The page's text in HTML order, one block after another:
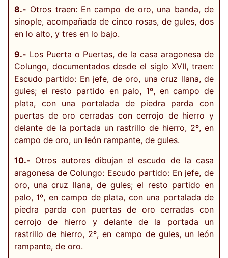
8.- Otros traen: En campo de oro, una banda, de
sinople, acompañada de cinco rosas, de gules, dos
en lo alto, y tres en lo bajo.
9.- Los Puerta o Puertas, de la casa aragonesa de
Colungo, documentados desde el siglo XVII, traen:
Escudo partido: En jefe, de oro, una cruz llana, de
gules; el resto partido en palo, 1º, en campo de
plata, con una portalada de piedra parda con
puertas de oro cerradas con cerrojo de hierro y
delante de la portada un rastrillo de hierro, 2º, en
campo de oro, un león rampante, de gules.
10.- Otros autores dibujan el escudo de la casa
aragonesa de Colungo: Escudo partido: En jefe, de
oro, una cruz llana, de gules; el resto partido en
palo, 1º, en campo de plata, con una portalada de
piedra parda con puertas de oro cerradas con
cerrojo de hierro y delante de la portada un
rastrillo de hierro, 2º, en campo de gules, un león
rampante, de oro.